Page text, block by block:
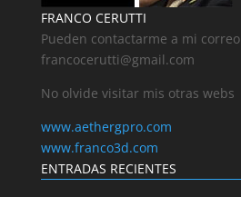
FRANCO CERUTTI
Pueden contactarme a mi correo
francocerutti@gmail.com
No olvide visitar mis otras webs
www.aethergpro.com
www.franco3d.com
ENTRADAS RECIENTES